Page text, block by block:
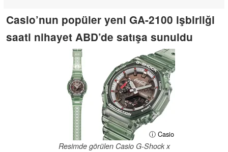
Casio’nun popüler yeni GA-2100 işbirliği
saati nihayet ABD’de satışa sunuldu
ⓘ Casio
Resimde görülen Casio G-Shock x